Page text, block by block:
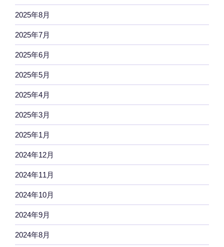
2025年8月
2025年7月
2025年6月
2025年5月
2025年4月
2025年3月
2025年1月
2024年12月
2024年11月
2024年10月
2024年9月
2024年8月